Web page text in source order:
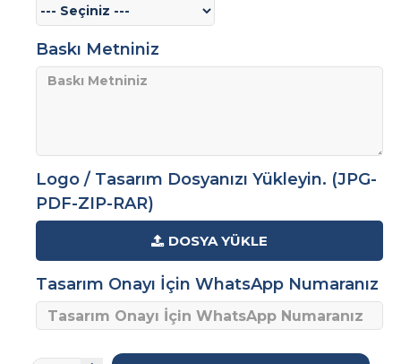
Baskı Metniniz
Logo / Tasarım Dosyanızı Yükleyin. (JPG-
PDF-ZIP-RAR)
DOSYA YÜKLE
Tasarım Onayı İçin WhatsApp Numaranız